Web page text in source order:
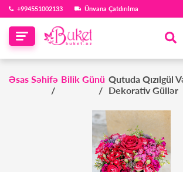
‪+994551002133‬ Ünvana Çatdırılma
Əsas Səhifə Bilik Günü Qutuda Qızılgül
Dekorativ Güllər